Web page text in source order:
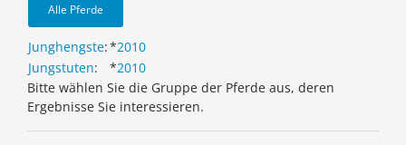
Alle Pferde
Junghengste:*2010
Jungstuten: *2010
Bitte wählen Sie die Gruppe der Pferde aus, deren
Ergebnisse Sie interessieren.